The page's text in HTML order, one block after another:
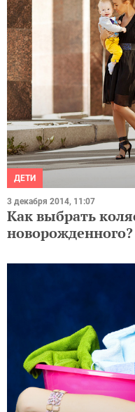
ДЕТИ
Как выбрать
новорожденного?